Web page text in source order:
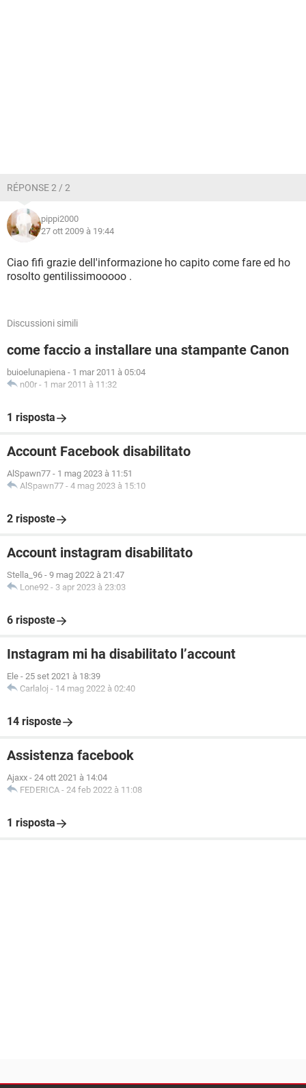
RÉPONSE 2 / 2
pippi2000
27 ott 2009 à 19:44
Ciao fifi grazie dell'informazione ho capito come fare ed ho
rosolto gentilissimooooo .
Discussioni simili
come faccio a installare una stampante Canon
buioelunapiena - 1 mar 2011 à 05:04
n00r - 1 mar 2011 à 11:32
1 risposta
Account Facebook disabilitato
AlSpawn77 - 1 mag 2023 à 11:51
AlSpawn77 - 4 mag 2023 à 15:10
2 risposte
Account instagram disabilitato
Stella_96 - 9 mag 2022 à 21:47
Lone92 - 3 apr 2023 à 23:03
6 risposte
Instagram mi ha disabilitato l’account
Ele - 25 set 2021 à 18:39
Carlaloj - 14 mag 2022 à 02:40
14 risposte
Assistenza facebook
Ajaxx - 24 ott 2021 à 14:04
FEDERICA - 24 feb 2022 à 11:08
1 risposta